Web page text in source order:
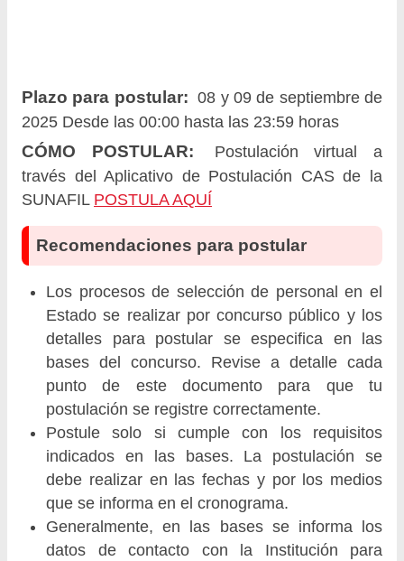
Plazo para postular: 08 y 09 de septiembre de
2025 Desde las 00:00 hasta las 23:59 horas
CÓMO POSTULAR:
Postulación virtual a
través del Aplicativo de Postulación CAS de la
SUNAFIL POSTULA AQUÍ
Recomendaciones para postular
Los procesos de selección de personal en el
Estado se realizar por concurso público y los
detalles para postular se especifica en las
bases del concurso. Revise a detalle cada
punto de este documento para que tu
postulación se registre correctamente.
Postule solo si cumple con los requisitos
indicados en las bases. La postulación se
debe realizar en las fechas y por los medios
que se informa en el cronograma.
Generalmente, en las bases se informa los
datos de contacto con la Institución para